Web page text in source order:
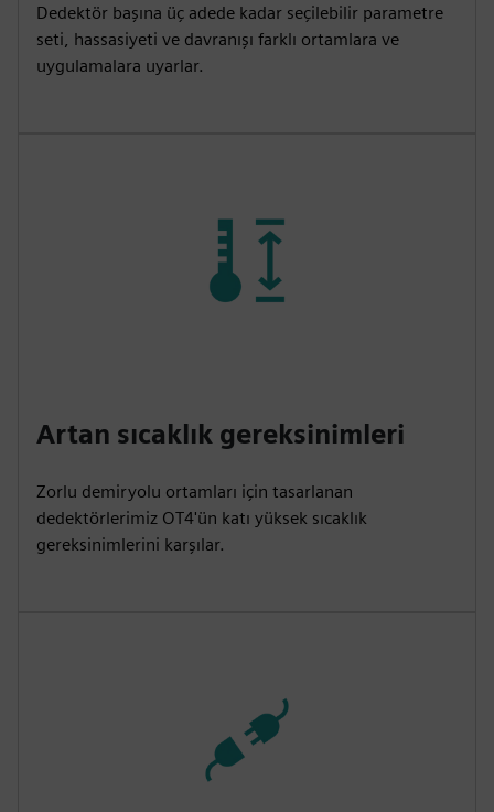
Dedektör başına üç adede kadar seçilebilir parametre
seti, hassasiyeti ve davranışı farklı ortamlara ve
uygulamalara uyarlar.
Artan sıcaklık gereksinimleri
Zorlu demiryolu ortamları için tasarlanan
dedektörlerimiz OT4'ün katı yüksek sıcaklık
gereksinimlerini karşılar.